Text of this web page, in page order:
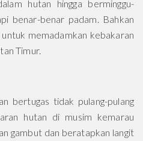
hutan hingga berminggu-
benar-benar padam. Bahkan
memadamkan kebakaran
Timur.
bertugas tidak pulang-pulang
hutan di musim kemarau
gambut dan beratapkan langit